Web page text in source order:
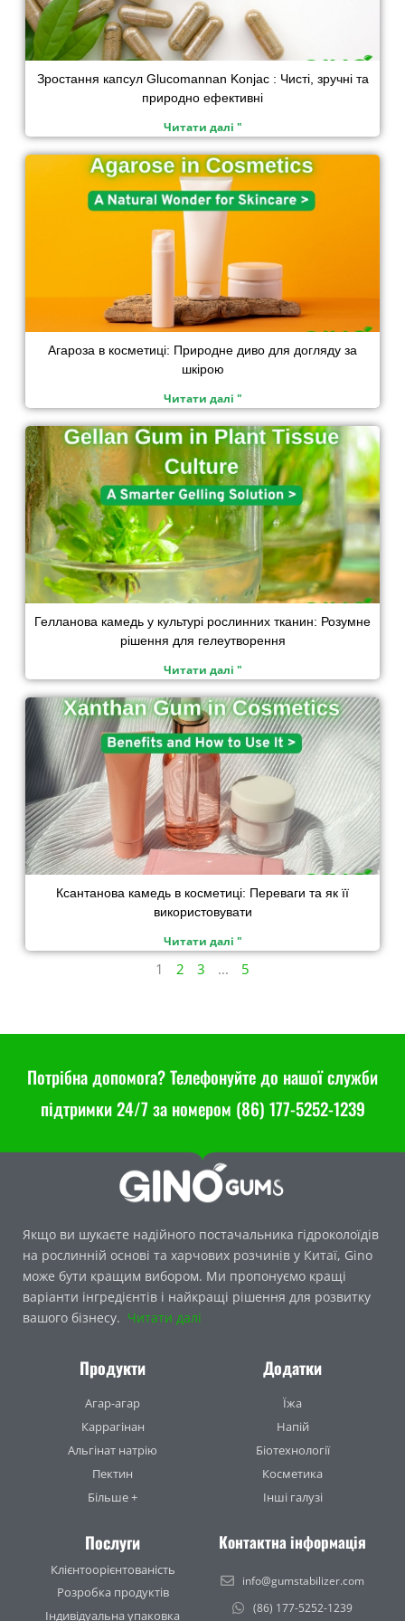
Зростання капсул Glucomannan Konjac : Чисті, зручні та
природно ефективні
Читати далі "
Агароза в косметиці: Природне диво для догляду за
шкірою
Читати далі "
Гелланова камедь у культурі рослинних тканин: Розумне
рішення для гелеутворення
Читати далі "
Ксантанова камедь в косметиці: Переваги та як її
використовувати
Читати далі "
1 2 3 ... 5
Потрібна допомога? Телефонуйте до нашої служби
підтримки 24/7 за номером (86) 177-5252-1239
Якщо ви шукаєте надійного постачальника гідроколоїдів
на рослинній основі та харчових розчинів у Китаї, Gino
може бути кращим вибором. Ми пропонуємо кращі
варіанти інгредієнтів і найкращі рішення для розвитку
вашого бізнесу. Читати далі
Продукти
Агар-агар
Каррагінан
Альгінат натрію
Пектин
Більше +
Додатки
Їжа
Напій
Біотехнології
Косметика
Інші галузі
Послуги
Клієнтоорієнтованість
Розробка продуктів
Індивідуальна упаковка
Контактна інформація
info@gumstabilizer.com
(86) 177-5252-1239